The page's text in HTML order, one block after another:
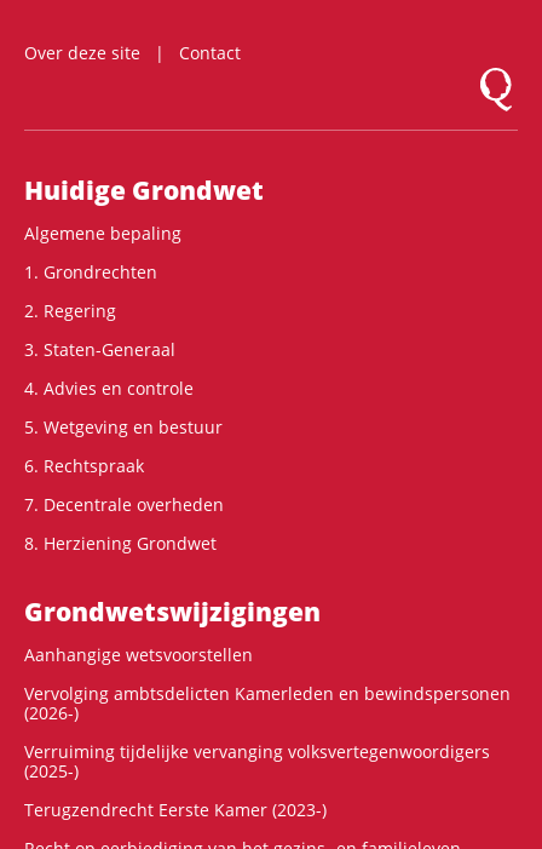
Over deze site
Contact
Logo
Hoofdnavigatie
Huidige Grondwet
Algemene bepaling
1. Grondrechten
2. Regering
3. Staten-Generaal
4. Advies en controle
5. Wetgeving en bestuur
6. Rechtspraak
7. Decentrale overheden
8. Herziening Grondwet
Grondwets­wijzigingen
Aanhangige wetsvoorstellen
Vervolging ambtsdelicten Kamerleden en bewindspersonen
(2026-)
Verruiming tijdelijke vervanging volksvertegenwoordigers
(2025-)
Terugzendrecht Eerste Kamer (2023-)